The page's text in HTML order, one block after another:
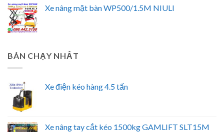
Xe nâng mặt bàn WP500/1.5M NIULI
BÁN CHẠY NHẤT
Xe điện kéo hàng 4.5 tấn
Xe nâng tay cắt kéo 1500kg GAMLIFT SLT15M